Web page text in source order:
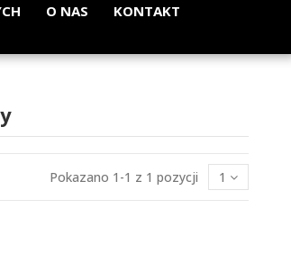
O NAS KONTAKT
Pokazano 1-1 z 1 pozycji 1